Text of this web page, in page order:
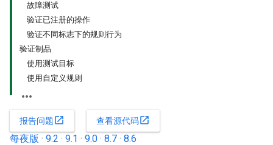
故障测试
验证已注册的操作
验证不同标志下的规则行为
验证制品
使用测试目标
使用自定义规则
报告问题open_in_new 查看源代码open_in_new
每夜版 · 9.2 · 9.1 · 9.0 · 8.7 · 8.6